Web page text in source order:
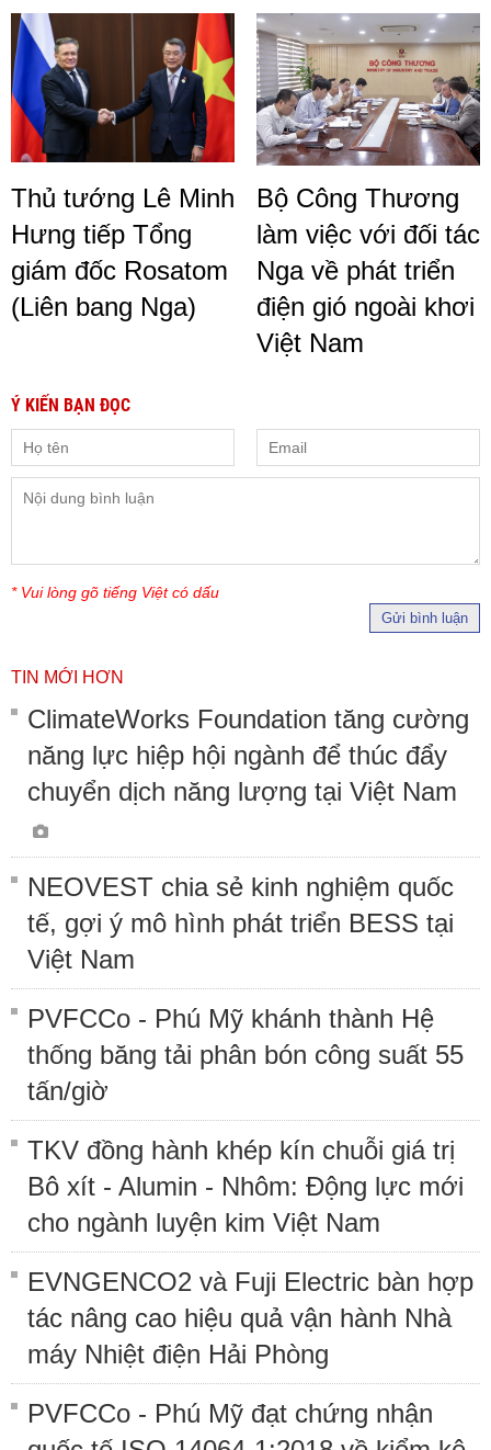
Thủ tướng Lê Minh
Hưng tiếp Tổng
giám đốc Rosatom
(Liên bang Nga)
Bộ Công Thương
làm việc với đối tác
Nga về phát triển
điện gió ngoài khơi
Việt Nam
Ý KIẾN BẠN ĐỌC
* Vui lòng gõ tiếng Việt có dấu
Gửi bình luận
TIN MỚI HƠN
ClimateWorks Foundation tăng cường
năng lực hiệp hội ngành để thúc đẩy
chuyển dịch năng lượng tại Việt Nam
NEOVEST chia sẻ kinh nghiệm quốc
tế, gợi ý mô hình phát triển BESS tại
Việt Nam
PVFCCo - Phú Mỹ khánh thành Hệ
thống băng tải phân bón công suất 55
tấn/giờ
TKV đồng hành khép kín chuỗi giá trị
Bô xít - Alumin - Nhôm: Động lực mới
cho ngành luyện kim Việt Nam
EVNGENCO2 và Fuji Electric bàn hợp
tác nâng cao hiệu quả vận hành Nhà
máy Nhiệt điện Hải Phòng
PVFCCo - Phú Mỹ đạt chứng nhận